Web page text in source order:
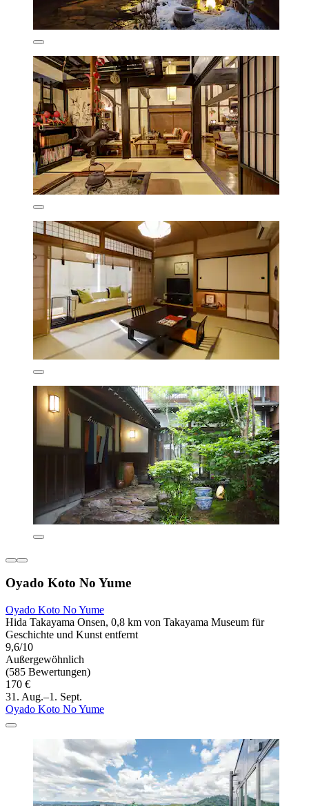
Oyado Koto No Yume
Oyado Koto No Yume
Hida Takayama Onsen, 0,8 km von Takayama Museum für
Geschichte und Kunst entfernt
9,6/10
Außergewöhnlich
(585 Bewertungen)
170 €
31. Aug.–1. Sept.
Oyado Koto No Yume